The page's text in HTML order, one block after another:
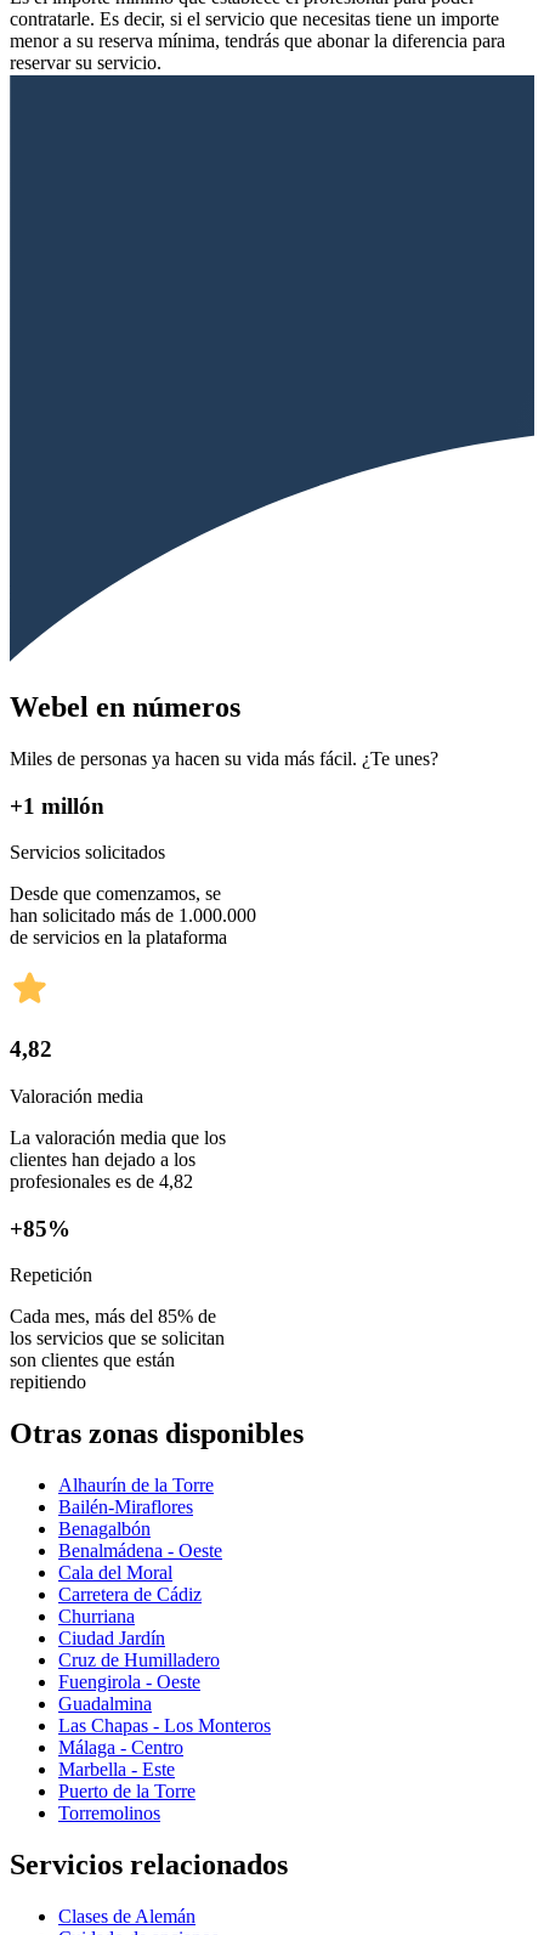
contratarle. Es decir, si el servicio que necesitas tiene un importe
menor a su reserva mínima, tendrás que abonar la diferencia para
reservar su servicio.
Webel en números
Miles de personas ya hacen su vida más fácil. ¿Te unes?
+1 millón
Servicios solicitados
Desde que comenzamos, se
han solicitado más de 1.000.000
de servicios en la plataforma
4,82
Valoración media
La valoración media que los
clientes han dejado a los
profesionales es de 4,82
+85%
Repetición
Cada mes, más del 85% de
los servicios que se solicitan
son clientes que están
repitiendo
Otras zonas disponibles
Alhaurín de la Torre
Bailén-Miraflores
Benagalbón
Benalmádena - Oeste
Cala del Moral
Carretera de Cádiz
Churriana
Ciudad Jardín
Cruz de Humilladero
Fuengirola - Oeste
Guadalmina
Las Chapas - Los Monteros
Málaga - Centro
Marbella - Este
Puerto de la Torre
Torremolinos
Servicios relacionados
Clases de Alemán